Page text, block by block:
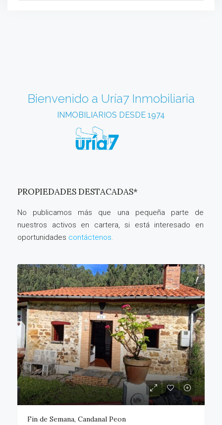
Bienvenido a Uría7 Inmobiliaria
INMOBILIARIOS DESDE 1974
PROPIEDADES DESTACADAS*
No publicamos más que una pequeña parte de
nuestros activos en cartera, si está interesado en
oportunidades contáctenos.
Fin de Semana, Candanal Peon